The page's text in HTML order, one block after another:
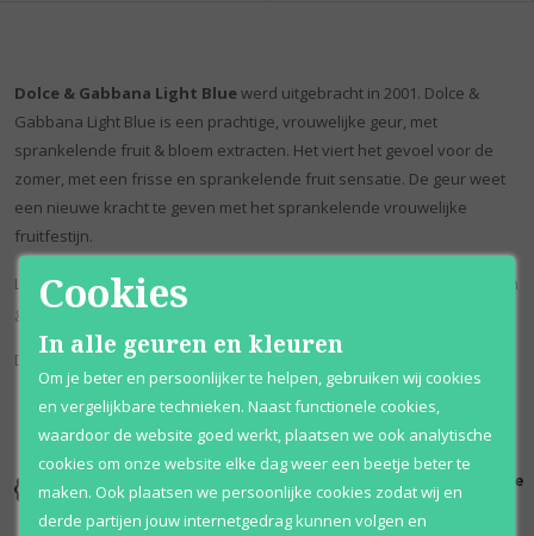
Dolce & Gabbana Light Bluewerd uitgebracht in 2001. Dolce &
Gabbana Light Blue is een prachtige, vrouwelijke geur, met
sprankelende fruit & bloem extracten. Het viert het gevoel voor de
zomer, met een frisse en sprankelende fruit sensatie. De geur weet
een nieuwe kracht te geven met het sprankelende vrouwelijke
fruitfestijn.
Light Blue van Dolce & Gabbana opent met super frisse extracten van
granny smith appels, ceder en bluebells.
Deze geur staat bekend als; Fruitig & Bloemig.
tot wel 70%
Al 12 jaar
voordelig
100% originele
parfums
Cookies
In alle geuren en kleuren
Om je beter en persoonlijker te helpen, gebruiken wij cookies
en vergelijkbare technieken. Naast functionele cookies,
waardoor de website goed werkt, plaatsen we ook analytische
cookies om onze website elke dag weer een beetje beter te
maken. Ook plaatsen we persoonlijke cookies zodat wij en
derde partijen jouw internetgedrag kunnen volgen en